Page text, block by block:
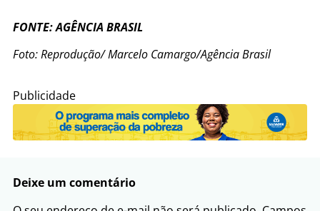
FONTE: AGÊNCIA BRASIL
Foto: Reprodução/ Marcelo Camargo/Agência Brasil
Publicidade
Deixe um comentário